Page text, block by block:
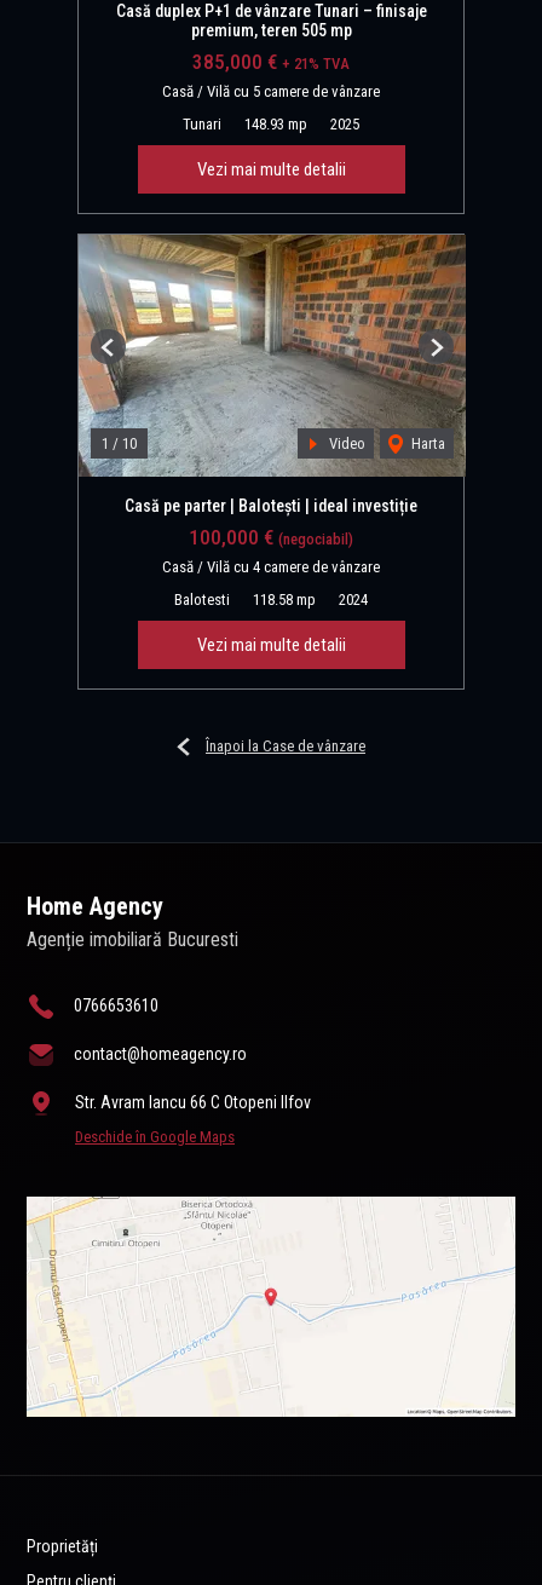
Casă duplex P+1 de vânzare Tunari – finisaje
premium, teren 505 mp
385,000 € + 21% TVA
Casă / Vilă cu 5 camere de vânzare
Tunari
148.93 mp 2025
Vezi mai multe detalii
1 / 10 Video Harta
Previous Next
Casă pe parter | Balotești | ideal investiție
100,000 € (negociabil)
Casă / Vilă cu 4 camere de vânzare
Balotesti
118.58 mp 2024
Vezi mai multe detalii
Înapoi la Case de vânzare
Home Agency
Agenție imobiliară Bucuresti
0766653610
contact@homeagency.ro
Str. Avram Iancu 66 C Otopeni Ilfov
Deschide în Google Maps
Proprietăți